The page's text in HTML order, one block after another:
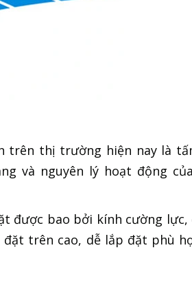
trên thị trường hiện nay là
và nguyên lý hoạt động
được bao bởi kính cường lực,
trên cao, dễ lắp đặt phù